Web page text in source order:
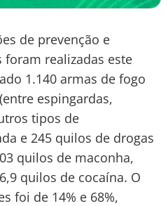
de prevenção e
realizadas este
1.140 armas de fogo
espingardas,
tipos de
e 245 quilos de drogas
quilos de maconha,
quilos de cocaína. O
foi de 14% e 68%,